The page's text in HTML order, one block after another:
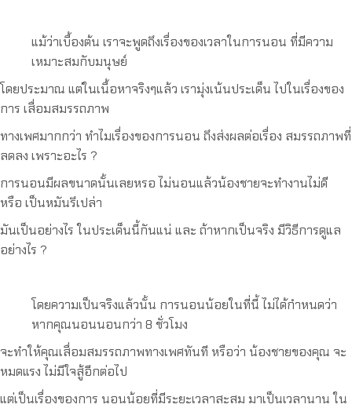
แม้ว่าเบื้องต้น เราจะพูดถึงเรื่องของเวลาในการนอน ที่มีความ
เหมาะสมกับมนุษย์
โดยประมาณ แต่ในเนื้อหาจริงๆแล้ว เรามุ่งเน้นประเด็น ไปในเรื่องของ
การ เสื่อมสมรรถภาพ
ทางเพศมากกว่า ทำไมเรื่องของการนอน ถึงส่งผลต่อเรื่อง สมรรถภาพที่
ลดลง เพราะอะไร ?
การนอนมีผลขนาดนั้นเลยหรอ ไม่นอนแล้วน้องชายจะทำงานไม่ดี
หรือ เป็นหมันรึเปล่า
มันเป็นอย่างไร ในประเด็นนี้กันแน่ และ ถ้าหากเป็นจริง มีวิธีการดูแล
อย่างไร ?
โดยความเป็นจริงแล้วนั้น การนอนน้อยในที่นี้ ไม่ได้กำหนดว่า
หากคุณนอนนอนกว่า 8 ชั่วโมง
จะทำให้คุณเสื่อมสมรรถภาพทางเพศทันที หรือว่า น้องชายของคุณ จะ
หมดแรง ไม่มีใจสู้อีกต่อไป
แต่เป็นเรื่องของการ นอนน้อยที่มีระยะเวลาสะสม มาเป็นเวลานาน ใน